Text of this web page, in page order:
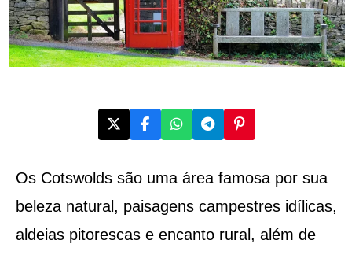
Os Cotswolds são uma área famosa por sua
beleza natural, paisagens campestres idílicas,
aldeias pitorescas e encanto rural, além de